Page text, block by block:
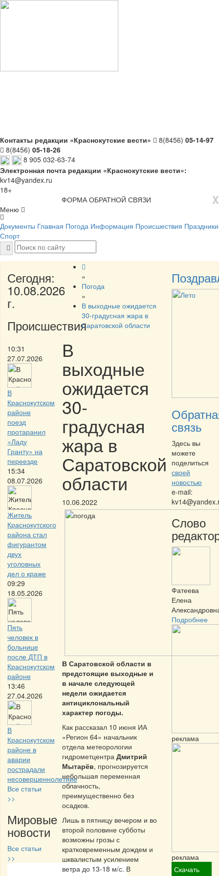
Контакты редакции «Краснокутские вести» 8(8456) 05-14-97
8(8456) 05-18-26
8 905 032-63-74
Электронная почта редакции «Краснокутские вести»:
kv14@yandex.ru
18+
X
ФОРМА ОБРАТНОЙ СВЯЗИ
Меню
Документы Главная Погода Информация Происшествия Праздники
Спорт
Сегодня:
10.08.2026
г.
Происшествия
10:31
27.07.2026
В
Краснокутском
районе
поезд
протаранил
«Ладу
Гранту» на
переезде
15:34
08.07.2026
Житель
Краснокутского
района стал
фигурантом
двух
уголовных
дел о краже
09:29
18.05.2026
Пять
человек в
больнице
после ДТП в
Краснокутском
районе
13:46
27.04.2026
В
Краснокутском
районе в
аварии
пострадали
несовершеннолетние
Все статьи
>>
Мировые
новости
Все статьи
>>
»
Погода
»
В выходные ожидается
30-градусная жара в
Саратовской области
В
выходные
ожидается
30-
градусная
жара в
Саратовской
области
10.06.2022
В Саратовской области в
предстоящие выходные и
в начале следующей
недели ожидается
антициклональный
характер погоды.
Как рассказал 10 июня ИА
«Регион 64» начальник
отдела метеорологии
гидрометцентра Дмитрий
Мытарёв, прогнозируется
небольшая переменная
облачность,
преимущественно без
осадков.
Лишь в пятницу вечером и во
второй половине субботы
возможны грозы с
кратковременным дождем и
шквалистым усилением
ветра до 13-18 м/с. В
связь
Здесь вы
можете
поделиться
своей
новостью
e-mail:
Слово
Фатеева
Елена
Подробнее
реклама
реклама
Скачать